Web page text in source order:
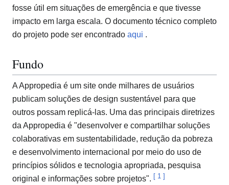
fosse útil em situações de emergência e que tivesse
impacto em larga escala. O documento técnico completo
do projeto pode ser encontrado aqui .
Fundo
A Appropedia é um site onde milhares de usuários
publicam soluções de design sustentável para que
outros possam replicá-las. Uma das principais diretrizes
da Appropedia é "desenvolver e compartilhar soluções
colaborativas em sustentabilidade, redução da pobreza
e desenvolvimento internacional por meio do uso de
princípios sólidos e tecnologia apropriada, pesquisa
original e informações sobre projetos". [ 1 ]